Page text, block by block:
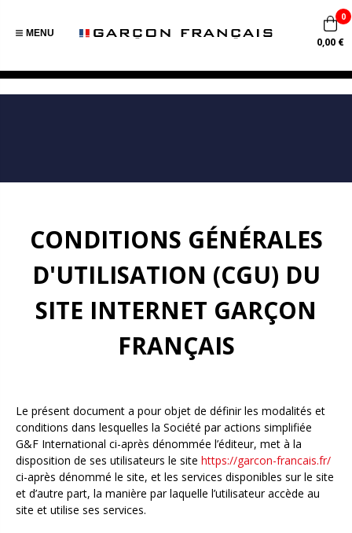
MENU
0
0,00 €
CONDITIONS GÉNÉRALES
D'UTILISATION (CGU) DU
SITE INTERNET GARÇON
FRANÇAIS
Le présent document a pour objet de définir les modalités et
conditions dans lesquelles la Société par actions simplifiée
G&F International ci-après dénommée l’éditeur, met à la
disposition de ses utilisateurs le site https://garcon-francais.fr/
ci-après dénommé le site, et les services disponibles sur le site
et d’autre part, la manière par laquelle l’utilisateur accède au
site et utilise ses services.